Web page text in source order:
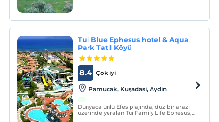
Tui Blue Ephesus hotel & Aqua
Park Tatil Köyü
Çok iyi
8.4
Pamucak, Kuşadasi, Aydin
Dünyaca ünlü Efes plajında, düz bir arazi
üzerinde yeralan Tui Family Life Ephesus,